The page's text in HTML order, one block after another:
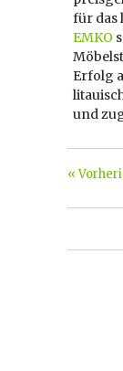
für das
EMKO
Erfolg
und
«